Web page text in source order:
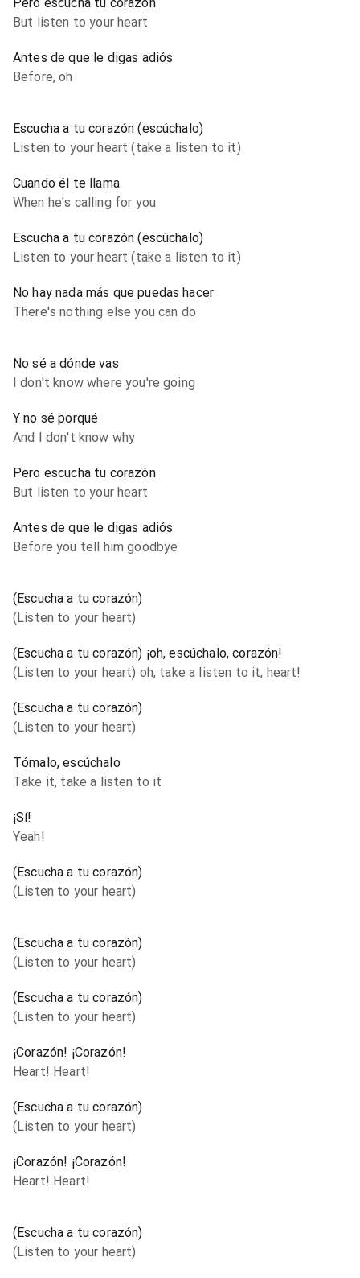
But listen to your heart
Antes de que le digas adiós
Before, oh
Escucha a tu corazón (escúchalo)
Listen to your heart (take a listen to it)
Cuando él te llama
When he's calling for you
Escucha a tu corazón (escúchalo)
Listen to your heart (take a listen to it)
No hay nada más que puedas hacer
There's nothing else you can do
No sé a dónde vas
I don't know where you're going
Y no sé porqué
And I don't know why
Pero escucha tu corazón
But listen to your heart
Antes de que le digas adiós
Before you tell him goodbye
(Escucha a tu corazón)
(Listen to your heart)
(Escucha a tu corazón) ¡oh, escúchalo, corazón!
(Listen to your heart) oh, take a listen to it, heart!
(Escucha a tu corazón)
(Listen to your heart)
Tómalo, escúchalo
Take it, take a listen to it
¡Sí!
Yeah!
(Escucha a tu corazón)
(Listen to your heart)
(Escucha a tu corazón)
(Listen to your heart)
(Escucha a tu corazón)
(Listen to your heart)
¡Corazón! ¡Corazón!
Heart! Heart!
(Escucha a tu corazón)
(Listen to your heart)
¡Corazón! ¡Corazón!
Heart! Heart!
(Escucha a tu corazón)
(Listen to your heart)